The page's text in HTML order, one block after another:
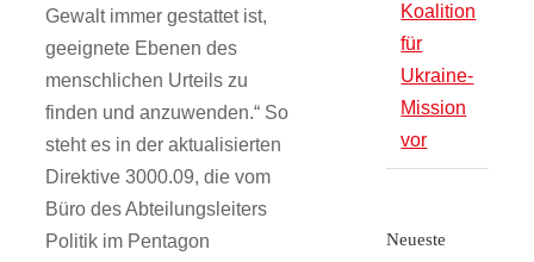
Gewalt immer gestattet ist,
geeignete Ebenen des
menschlichen Urteils zu
finden und anzuwenden.“ So
steht es in der aktualisierten
Direktive 3000.09, die vom
Büro des Abteilungsleiters
Politik im Pentagon
Koalition
für
Ukraine-
Mission
vor
Neueste